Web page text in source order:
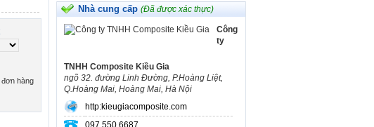
hàng
Khay đựng bánh kẹo
Túi chân không
Đèn Led
Cà Phê Hạt
Két bạc
Khác
Nhà cung cấp (Đã được xác thực)
Công
ty
TNHH Composite Kiều Gia
ngõ 32. đường Linh Đường, P.Hoàng Liệt,
Q.Hoàng Mai, Hoàng Mai, Hà Nội
http:kieugiacomposite.com
097.550.6687